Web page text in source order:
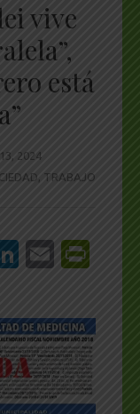
vive
está
2024
, TRABAJO
LinkedIn
Email